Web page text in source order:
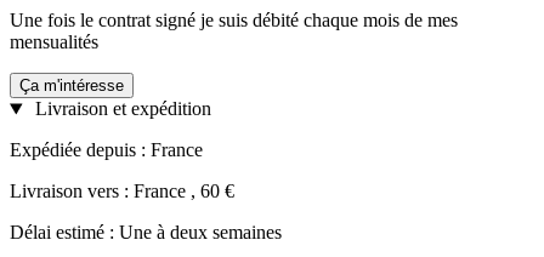
Une fois le contrat signé je suis débité chaque mois de mes
mensualités
Ça m'intéresse
Livraison et expédition
Expédiée depuis : France
Livraison vers : France , 60 €
Délai estimé : Une à deux semaines